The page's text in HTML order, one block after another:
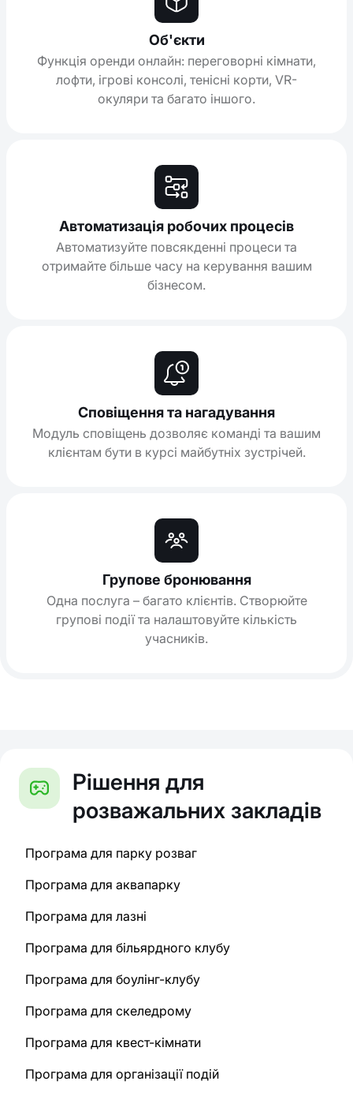
Об'єкти
Функція оренди онлайн: переговорні кімнати,
лофти, ігрові консолі, тенісні корти, VR-
окуляри та багато іншого.
Автоматизація робочих процесів
Автоматизуйте повсякденні процеси та
отримайте більше часу на керування вашим
бізнесом.
Сповіщення та нагадування
Модуль сповіщень дозволяє команді та вашим
клієнтам бути в курсі майбутніх зустрічей.
Групове бронювання
Одна послуга – багато клієнтів. Створюйте
групові події та налаштовуйте кількість
учасників.
Рішення для
розважальних закладів
Програма для парку розваг
Програма для аквапарку
Програма для лазні
Програма для більярдного клубу
Програма для боулінг-клубу
Програма для скеледрому
Програма для квест-кімнати
Програма для організації подій